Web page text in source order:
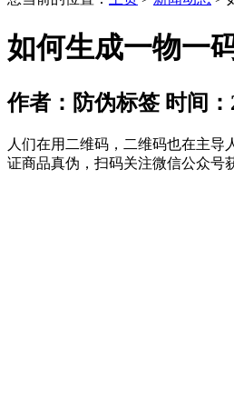
如何生成一物一
作者：防伪标签 时间：
人们在用二维码，二维码也在主
证商品真伪，扫码关注微信公众